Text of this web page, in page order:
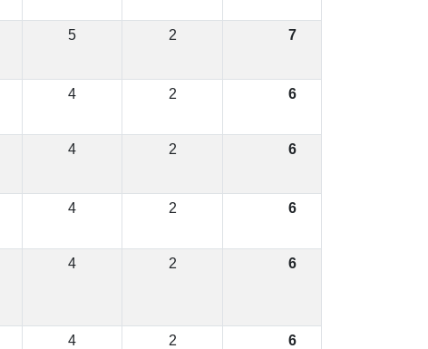
5 2 7
4 2 6
4 2 6
4 2 6
4 2 6
4 2 6